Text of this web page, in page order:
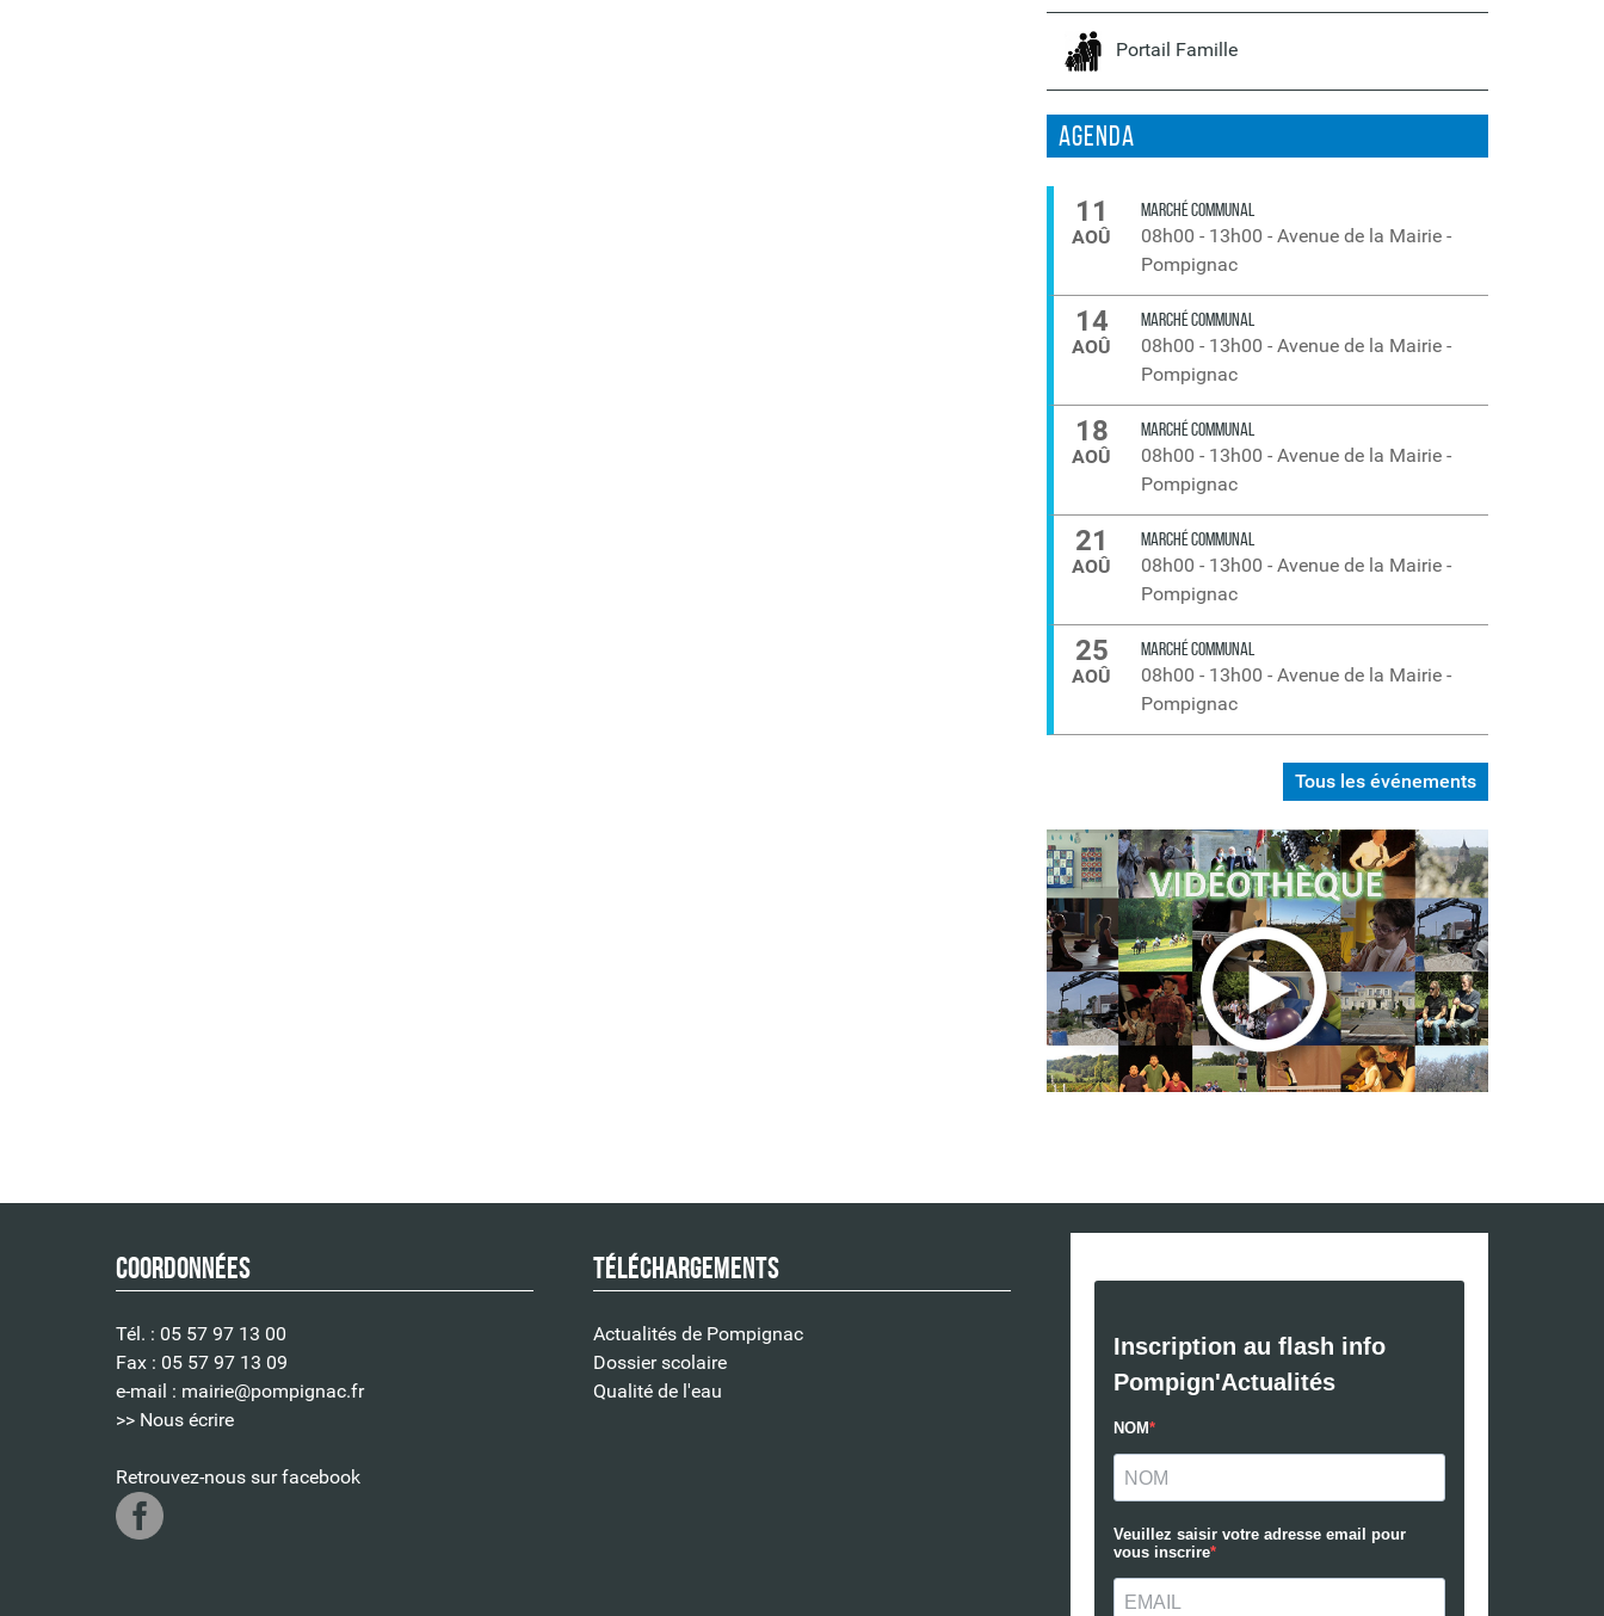
Portail Famille
Agenda
Tous les événements
11
AOÛ
MARCHÉ COMMUNAL
08h00 - 13h00 - Avenue de la Mairie -
Pompignac
14
AOÛ
MARCHÉ COMMUNAL
08h00 - 13h00 - Avenue de la Mairie -
Pompignac
18
AOÛ
MARCHÉ COMMUNAL
08h00 - 13h00 - Avenue de la Mairie -
Pompignac
21
AOÛ
MARCHÉ COMMUNAL
08h00 - 13h00 - Avenue de la Mairie -
Pompignac
25
AOÛ
MARCHÉ COMMUNAL
08h00 - 13h00 - Avenue de la Mairie -
Pompignac
Coordonnées
Tél. : 05 57 97 13 00
Fax : 05 57 97 13 09
e-mail : mairie@pompignac.fr
>> Nous écrire
Retrouvez-nous sur facebook
Téléchargements
Actualités de Pompignac
Dossier scolaire
Qualité de l'eau